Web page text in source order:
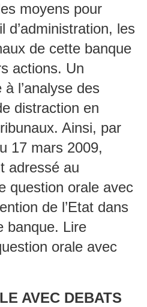
moyens pour
d’administration, les
de cette banque
actions. Un
l’analyse des
distraction en
Ainsi, par
17 mars 2009,
adressé au
question orale avec
de l’Etat dans
banque. Lire
orale avec
AVEC DEBATS